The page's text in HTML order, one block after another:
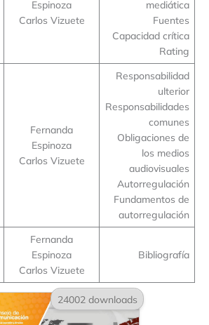
Espinoza
Carlos Vizuete
mediática
Fuentes
Capacidad crítica
Rating
Fernanda
Espinoza
Carlos Vizuete
Responsabilidad
ulterior
Responsabilidades
comunes
Obligaciones de
los medios
audiovisuales
Autorregulación
Fundamentos de
autorregulación
Fernanda
Espinoza
Carlos Vizuete
Bibliografía
24002 downloads